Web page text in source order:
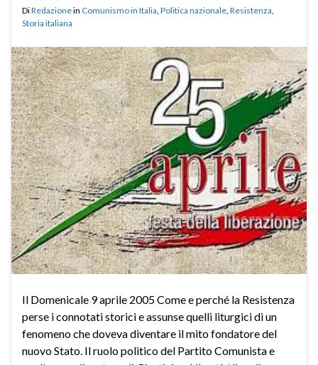
DiRedazionein Comunismo in Italia, Politica nazionale, Resistenza,
Storia italiana
Il Domenicale 9 aprile 2005 Come e perché la Resistenza
perse i connotati storici e assunse quelli liturgici di un
fenomeno che doveva diventare il mito fondatore del
nuovo Stato. Il ruolo politico del Partito Comunista e